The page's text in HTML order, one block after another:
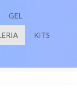
GEL
KITS